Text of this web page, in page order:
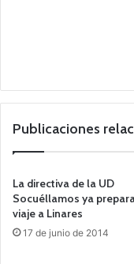
Publicaciones
La directiva de la UD
Socuéllamos ya
viaje a Linares
17 de junio de 2014